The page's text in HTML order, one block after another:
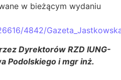
w bieżącym wydaniu
4842/
Dyrektorów RZD IUNG-
Podolskiego i mgr inż.